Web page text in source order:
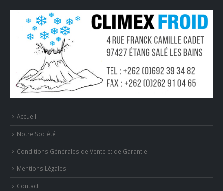
Accueil
Notre Société
Conditions Générales de Vente et de Garantie
Mentions Légales
Contact